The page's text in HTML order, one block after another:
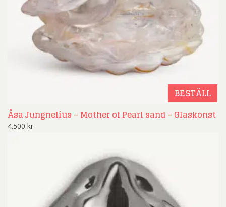
BESTÄLL
Åsa Jungnelius – Mother of Pearl sand – Glaskonst
4.500 kr